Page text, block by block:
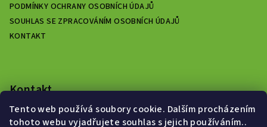
Tento web používá soubory cookie. Dalším procházením
tohoto webu vyjadřujete souhlas s jejich používáním..
PODMÍNKY OCHRANY OSOBNÍCH ÚDAJŮ
SOUHLAS SE ZPRACOVÁNÍM OSOBNÍCH ÚDAJŮ
KONTAKT
Kontakt
zelenyeshop.cz
gmail.com